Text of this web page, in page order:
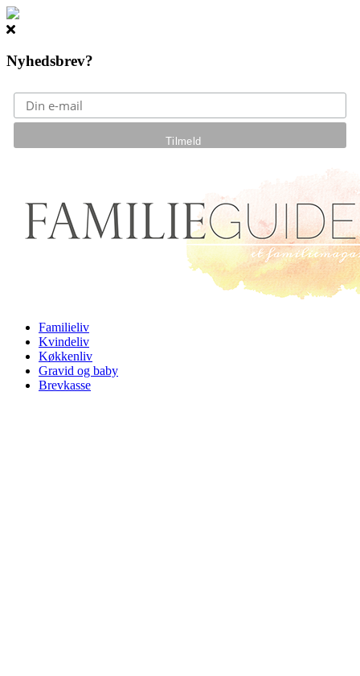
Nyhedsbrev?
Familieliv
Kvindeliv
Køkkenliv
Gravid og baby
Brevkasse